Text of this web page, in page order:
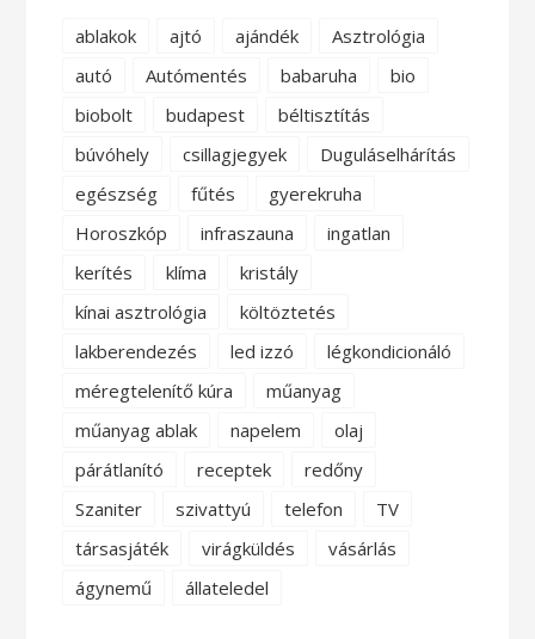
ablakok ajtó ajándék
Asztrológia
autó
Autómentés babaruha
bio
biobolt
budapest
béltisztítás
búvóhely
csillagjegyek
Duguláselhárítás
egészség
fűtés
gyerekruha
Horoszkóp
infraszauna
ingatlan
kerítés
klíma
kristály
kínai asztrológia
költöztetés
lakberendezés
led izzó
légkondicionáló
méregtelenítő kúra
műanyag
műanyag ablak
napelem
olaj
párátlanító
receptek
redőny
Szaniter
szivattyú telefon
TV
társasjáték
virágküldés
vásárlás
ágynemű
állateledel